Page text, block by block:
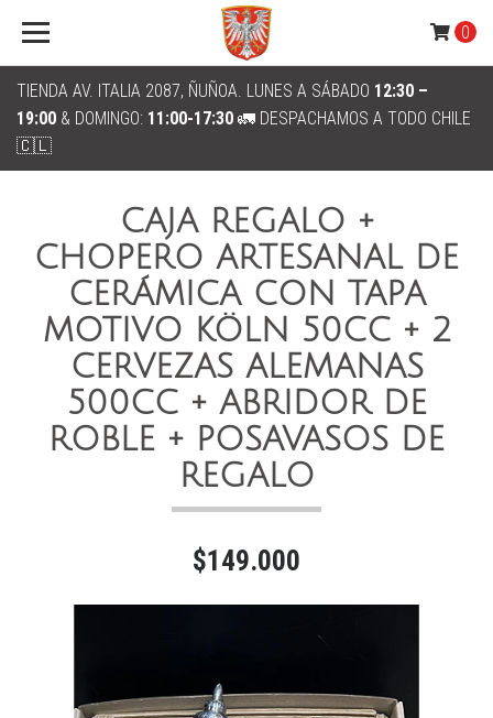
TIENDA AV. ITALIA 2087, ÑUÑOA. LUNES A SÁBADO 12:30 –
19:00 & DOMINGO: 11:00-17:30 🚛 DESPACHAMOS A TODO CHILE
🇨🇱
0
CAJA REGALO +
CHOPERO ARTESANAL DE
CERÁMICA CON TAPA
MOTIVO KÖLN 50CC + 2
CERVEZAS ALEMANAS
500CC + ABRIDOR DE
ROBLE + POSAVASOS DE
REGALO
$149.000